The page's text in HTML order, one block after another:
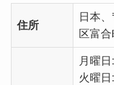
住所
日本
区富
月曜
火曜